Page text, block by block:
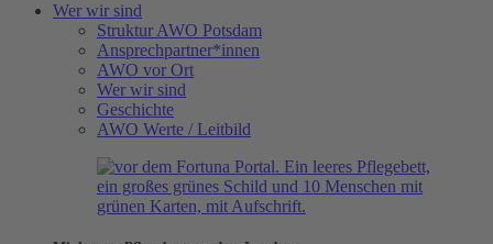
Wer wir sind
Struktur AWO Potsdam
Ansprechpartner*innen
AWO vor Ort
Wer wir sind
Geschichte
AWO Werte / Leitbild